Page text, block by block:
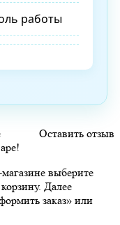
работы
Оставить отзыв
выберите
Далее
заказ» или